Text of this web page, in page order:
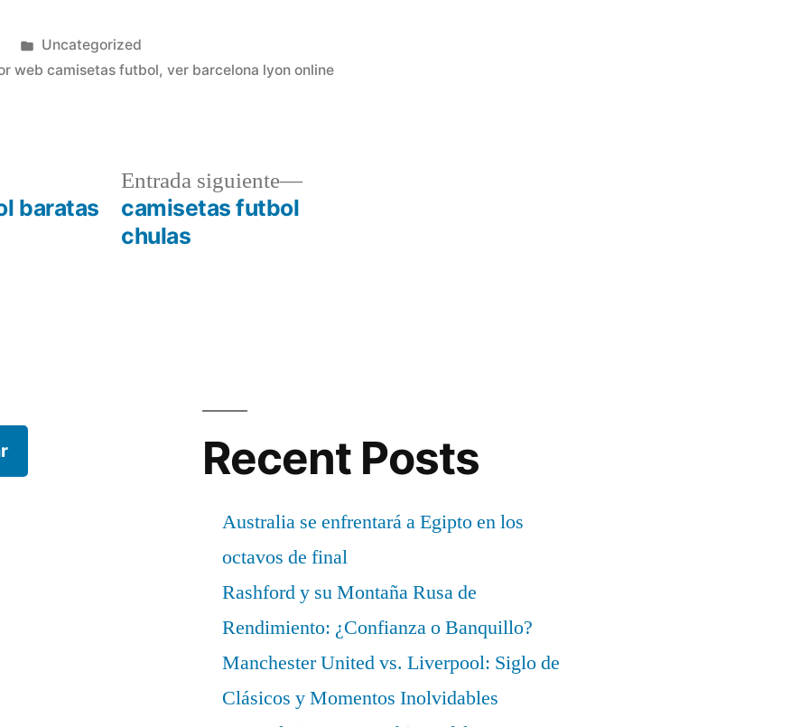
Publicado
en
Uncategorized
web camisetas futbol,ver barcelona lyon online
baratas
Entrada siguiente
Entrada
camisetas futbol
chulas
Recent Posts
Australia se enfrentará a Egipto en los
octavos de final
Rashford y su Montaña Rusa de
Rendimiento: ¿Confianza o Banquillo?
Manchester United vs. Liverpool: Siglo de
Clásicos y Momentos Inolvidables